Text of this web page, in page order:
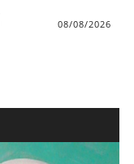
08/08/2026